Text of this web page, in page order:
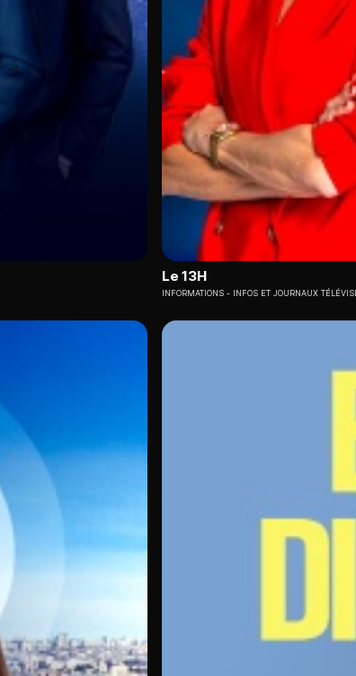
Le 13H
INFORMATIONS INFOS ET JOURNAUX